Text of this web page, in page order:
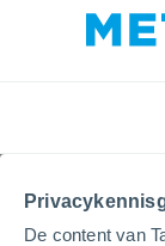
De content van